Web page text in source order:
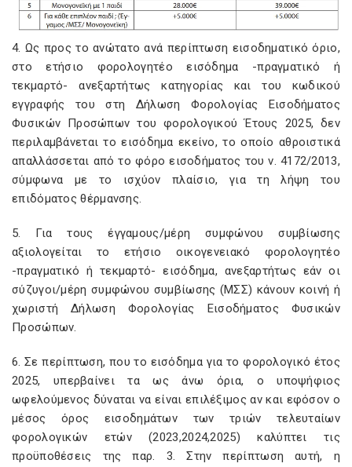
4. Ως προς το ανώτατο ανά περίπτωση εισοδηματικό όριο,
στο ετήσιο φορολογητέο εισόδημα -πραγματικό ή
τεκμαρτό- ανεξαρτήτως κατηγορίας και του κωδικού
εγγραφής του στη Δήλωση Φορολογίας Εισοδήματος
Φυσικών Προσώπων του φορολογικού Έτους 2025, δεν
περιλαμβάνεται το εισόδημα εκείνο, το οποίο αθροιστικά
απαλλάσσεται από το φόρο εισοδήματος του ν. 4172/2013,
σύμφωνα με το ισχύον πλαίσιο, για τη λήψη του
επιδόματος θέρμανσης.
5. Για τους έγγαμους/μέρη συμφώνου συμβίωσης
αξιολογείται το ετήσιο οικογενειακό φορολογητέο
-πραγματικό ή τεκμαρτό- εισόδημα, ανεξαρτήτως εάν οι
σύζυγοι/μέρη συμφώνου συμβίωσης (ΜΣΣ) κάνουν κοινή ή
χωριστή Δήλωση Φορολογίας Εισοδήματος Φυσικών
Προσώπων.
6. Σε περίπτωση, που το εισόδημα για το φορολογικό έτος
2025, υπερβαίνει τα ως άνω όρια, ο υποψήφιος
ωφελούμενος δύναται να είναι επιλέξιμος αν και εφόσον ο
μέσος όρος εισοδημάτων των τριών τελευταίων
φορολογικών ετών (2023,2024,2025) καλύπτει τις
προϋποθέσεις της παρ. 3. Στην περίπτωση αυτή, η